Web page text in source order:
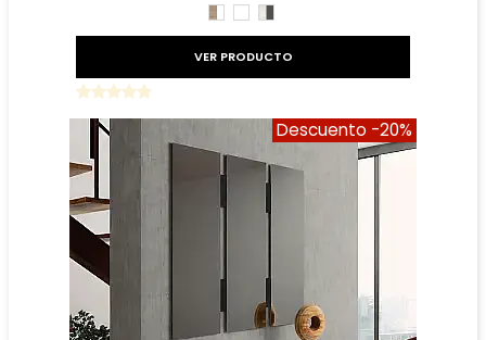
CAMBRIAN/BLANCO
BLANCO
TIBET
VER PRODUCTO
Descuento -20%